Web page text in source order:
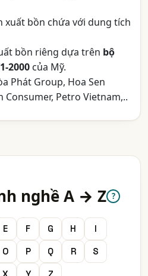
xuất bồn chứa với dung tích
bồn riêng dựa trên bộ
2000 của Mỹ.
Phát Group, Hoa Sen
Consumer, Petro Vietnam,..
nghề A → Z ?
E F G H
I
O P Q R
S